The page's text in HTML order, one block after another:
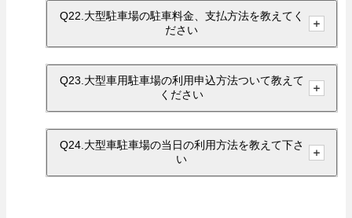
Q22.大型駐車場の駐車料金、支払方法を教えてく
ださい
Q23.大型車用駐車場の利用申込方法ついて教えて
ください
Q24.大型車駐車場の当日の利用方法を教えて下さ
い